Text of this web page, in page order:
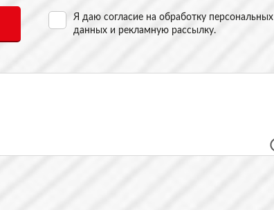
Я даю согласие наобработку персональных
данных и рекламную рассылку.